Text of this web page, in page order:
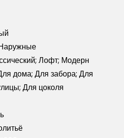
Лофт; Модерн
дома; Для забора; Для
Для цоколя